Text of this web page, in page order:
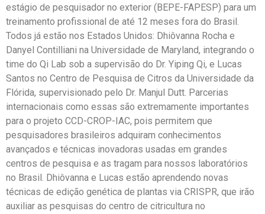
estágio de pesquisador no exterior (BEPE-FAPESP) para um
treinamento profissional de até 12 meses fora do Brasil.
Todos já estão nos Estados Unidos: Dhiôvanna Rocha e
Danyel Contilliani na Universidade de Maryland, integrando o
time do Qi Lab sob a supervisão do Dr. Yiping Qi, e Lucas
Santos no Centro de Pesquisa de Citros da Universidade da
Flórida, supervisionado pelo Dr. Manjul Dutt. Parcerias
internacionais como essas são extremamente importantes
para o projeto CCD-CROP-IAC, pois permitem que
pesquisadores brasileiros adquiram conhecimentos
avançados e técnicas inovadoras usadas em grandes
centros de pesquisa e as tragam para nossos laboratórios
no Brasil. Dhiôvanna e Lucas estão aprendendo novas
técnicas de edição genética de plantas via CRISPR, que irão
auxiliar as pesquisas do centro de citricultura no